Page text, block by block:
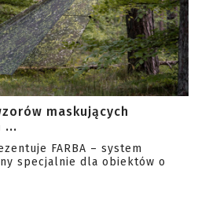
maskujących
...
FARBA – system
specjalnie dla obiektów o